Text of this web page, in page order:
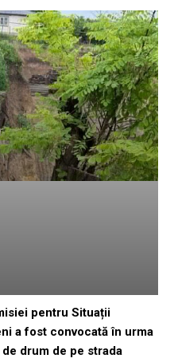
pentru Situații
a fost convocată în urma
drum de pe strada